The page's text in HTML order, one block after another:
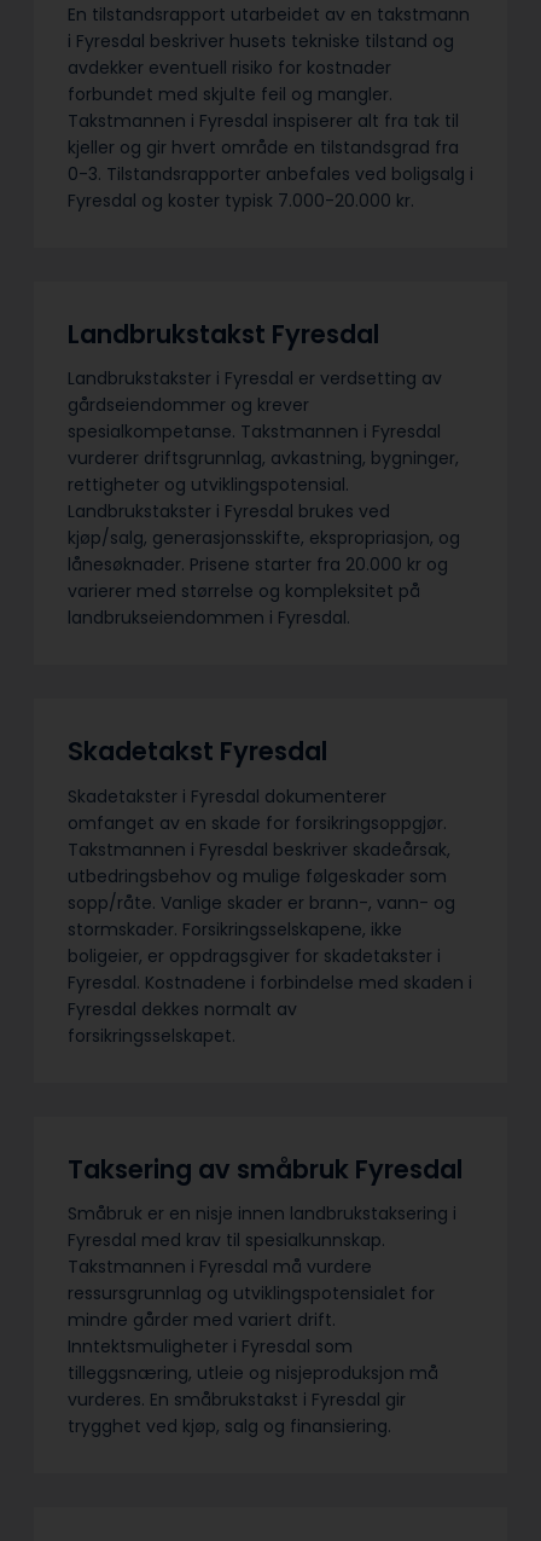
En tilstandsrapport utarbeidet av en takstmann
i Fyresdal beskriver husets tekniske tilstand og
avdekker eventuell risiko for kostnader
forbundet med skjulte feil og mangler.
Takstmannen i Fyresdal inspiserer alt fra tak til
kjeller og gir hvert område en tilstandsgrad fra
0-3. Tilstandsrapporter anbefales ved boligsalg i
Fyresdal og koster typisk 7.000-20.000 kr.
Landbrukstakst Fyresdal
Landbrukstakster i Fyresdal er verdsetting av
gårdseiendommer og krever
spesialkompetanse. Takstmannen i Fyresdal
vurderer driftsgrunnlag, avkastning, bygninger,
rettigheter og utviklingspotensial.
Landbrukstakster i Fyresdal brukes ved
kjøp/salg, generasjonsskifte, ekspropriasjon, og
lånesøknader. Prisene starter fra 20.000 kr og
varierer med størrelse og kompleksitet på
landbrukseiendommen i Fyresdal.
Skadetakst Fyresdal
Skadetakster i Fyresdal dokumenterer
omfanget av en skade for forsikringsoppgjør.
Takstmannen i Fyresdal beskriver skadeårsak,
utbedringsbehov og mulige følgeskader som
sopp/råte. Vanlige skader er brann-, vann- og
stormskader. Forsikringsselskapene, ikke
boligeier, er oppdragsgiver for skadetakster i
Fyresdal. Kostnadene i forbindelse med skaden i
Fyresdal dekkes normalt av
forsikringsselskapet.
Taksering av småbruk Fyresdal
Småbruk er en nisje innen landbrukstaksering i
Fyresdal med krav til spesialkunnskap.
Takstmannen i Fyresdal må vurdere
ressursgrunnlag og utviklingspotensialet for
mindre gårder med variert drift.
Inntektsmuligheter i Fyresdal som
tilleggsnæring, utleie og nisjeproduksjon må
vurderes. En småbrukstakst i Fyresdal gir
trygghet ved kjøp, salg og finansiering.